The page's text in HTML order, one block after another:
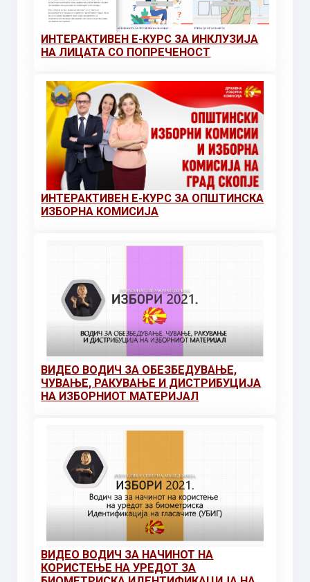
ИНТЕРАКТИВЕН Е-КУРС ЗА ИНКЛУЗИЈА
НА ЛИЦАТА СО ПОПРЕЧЕНОСТ
ИНТЕРАКТИВЕН Е-КУРС ЗА ОПШТИНСКА
ИЗБОРНА КОМИСИЈА
ВИДЕО ВОДИЧ ЗА ОБЕЗБЕДУВАЊЕ,
ЧУВАЊЕ, РАКУВАЊЕ И ДИСТРИБУЦИЈА
НА ИЗБОРНИОТ МАТЕРИЈАЛ
ВИДЕО ВОДИЧ ЗА НАЧИНОТ НА
КОРИСТЕЊЕ НА УРЕДОТ ЗА